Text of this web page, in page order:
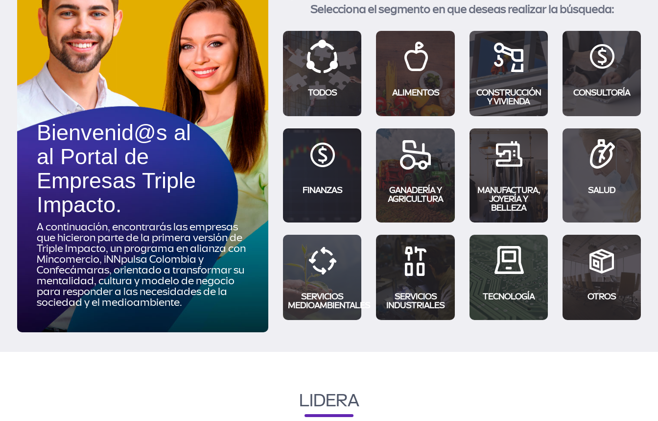
Bienvenid@s al
al Portal de
Empresas Triple
Impacto.
A continuación, encontrarás las empresas
que hicieron parte de la primera versión de
Triple Impacto, un programa en alianza con
Mincomercio, iNNpulsa Colombia y
Confecámaras, orientado a transformar su
mentalidad, cultura y modelo de negocio
para responder a las necesidades de la
sociedad y el medioambiente.
Selecciona el segmento en que deseas realizar la búsqueda:
TODOS ALIMENTOS CONSTRUCCIÓN
Y VIVIENDA
CONSULTORÍA
FINANZAS GANADERÍA Y
AGRICULTURA
MANUFACTURA,
JOYERÍA Y
BELLEZA
SALUD
SERVICIOS
MEDIOAMBIENTALES
SERVICIOS
INDUSTRIALES
TECNOLOGÍA OTROS
LIDERA